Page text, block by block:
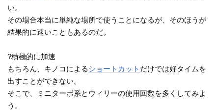
い。
その場合本当に単純な場所で使うことになるが、そのほうが
結果的に速いこともあるのだ。
?積極的に加速
もちろん、キノコによるショートカット だけでは好タイムを
出すことができない。
そこで、ミニターボ系とウィリーの使用回数を多くしてみよ
う。